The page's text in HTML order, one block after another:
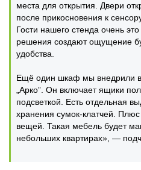
места для открытия. Двери
после прикосновения к
Гости нашего стенда очень
решения создают ощущение
удобства.
Ещё один шкаф мы внедрили в
„Арко”. Он включает ящики
подсветкой. Есть отдельная
хранения сумок-клатчей.
вещей. Такая мебель будет
небольших квартирах», —